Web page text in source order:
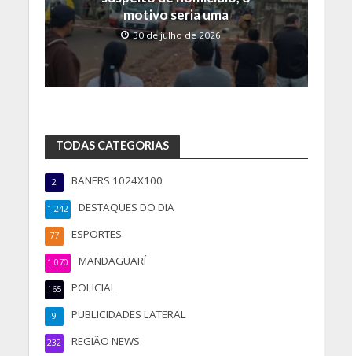
motivo seria uma
30 de julho de 2026
TODAS CATEGORIAS
BANERS 1024X100
2
DESTAQUES DO DIA
1.242
ESPORTES
77
MANDAGUARÍ
1.070
POLICIAL
165
PUBLICIDADES LATERAL
9
REGIÃO NEWS
232